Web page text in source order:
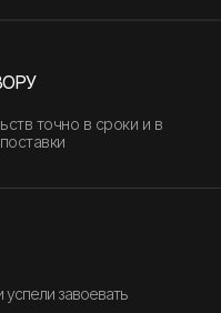
точно в сроки и в
завоевать